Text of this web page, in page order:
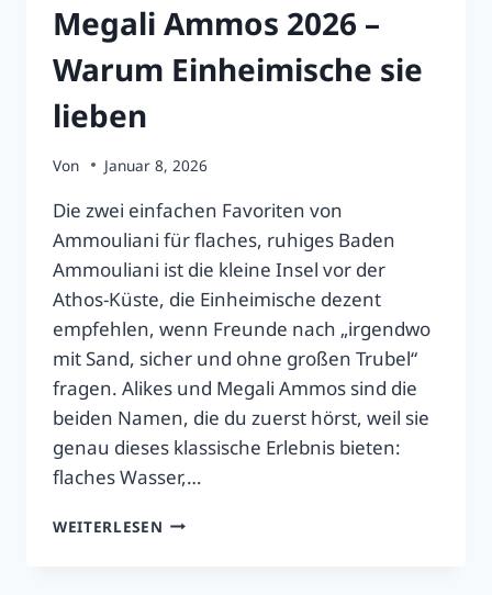
Megali Ammos 2026 –
Warum Einheimische sie
lieben
Von Januar 8, 2026
Die zwei einfachen Favoriten von
Ammouliani für flaches, ruhiges Baden
Ammouliani ist die kleine Insel vor der
Athos-Küste, die Einheimische dezent
empfehlen, wenn Freunde nach „irgendwo
mit Sand, sicher und ohne großen Trubel“
fragen. Alikes und Megali Ammos sind die
beiden Namen, die du zuerst hörst, weil sie
genau dieses klassische Erlebnis bieten:
flaches Wasser,…
WEITERLESEN AMMOULIANI: